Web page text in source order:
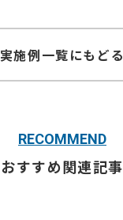
実施例一覧にもどる
RECOMMEND
おすすめ関連記事